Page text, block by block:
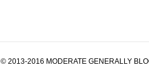
© 2013-2016 MODERATE GENERALLY